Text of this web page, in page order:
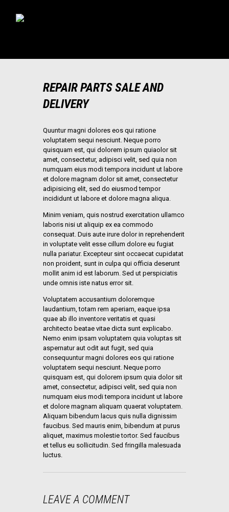
BLOG
CONTACTO
REPAIR PARTS SALE AND
DELIVERY
Quuntur magni dolores eos qui ratione
voluptatem sequi nesciunt. Neque porro
quisquam est, qui dolorem ipsum quiaolor sit
amet, consectetur, adipisci velit, sed quia non
numquam eius modi tempora incidunt ut labore
et dolore magnam dolor sit amet, consectetur
adipisicing elit, sed do eiusmod tempor
incididunt ut labore et dolore magna aliqua.
Minim veniam, quis nostrud exercitation ullamco
laboris nisi ut aliquip ex ea commodo
consequat. Duis aute irure dolor in reprehenderit
in voluptate velit esse cillum dolore eu fugiat
nulla pariatur. Excepteur sint occaecat cupidatat
non proident, sunt in culpa qui officia deserunt
mollit anim id est laborum. Sed ut perspiciatis
unde omnis iste natus error sit.
Voluptatem accusantium doloremque
laudantium, totam rem aperiam, eaque ipsa
quae ab illo inventore veritatis et quasi
architecto beatae vitae dicta sunt explicabo.
Nemo enim ipsam voluptatem quia voluptas sit
aspernatur aut odit aut fugit, sed quia
consequuntur magni dolores eos qui ratione
voluptatem sequi nesciunt. Neque porro
quisquam est, qui dolorem ipsum quia dolor sit
amet, consectetur, adipisci velit, sed quia non
numquam eius modi tempora incidunt ut labore
et dolore magnam aliquam quaerat voluptatem.
Aliquam bibendum lacus quis nulla dignissim
faucibus. Sed mauris enim, bibendum at purus
aliquet, maximus molestie tortor. Sed faucibus
et tellus eu sollicitudin. Sed fringilla malesuada
luctus.
LEAVE A COMMENT